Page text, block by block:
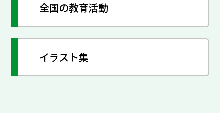
全国の教育活動
イラスト集